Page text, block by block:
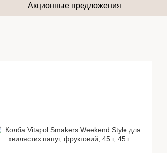
Акционные предложения